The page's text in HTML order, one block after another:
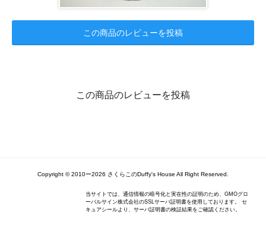
この商品のレビューを投稿
この商品のレビューを投稿
Copyright ©️ 2010ー2026 さくらこのDuffy's House All Right Reserved.
当サイトでは、通信情報の暗号化と実在性の証明のため、GMOグロ
ーバルサイン株式会社のSSLサーバ証明書を使用しております。 セ
キュアシールより、サーバ証明書の検証結果をご確認ください。